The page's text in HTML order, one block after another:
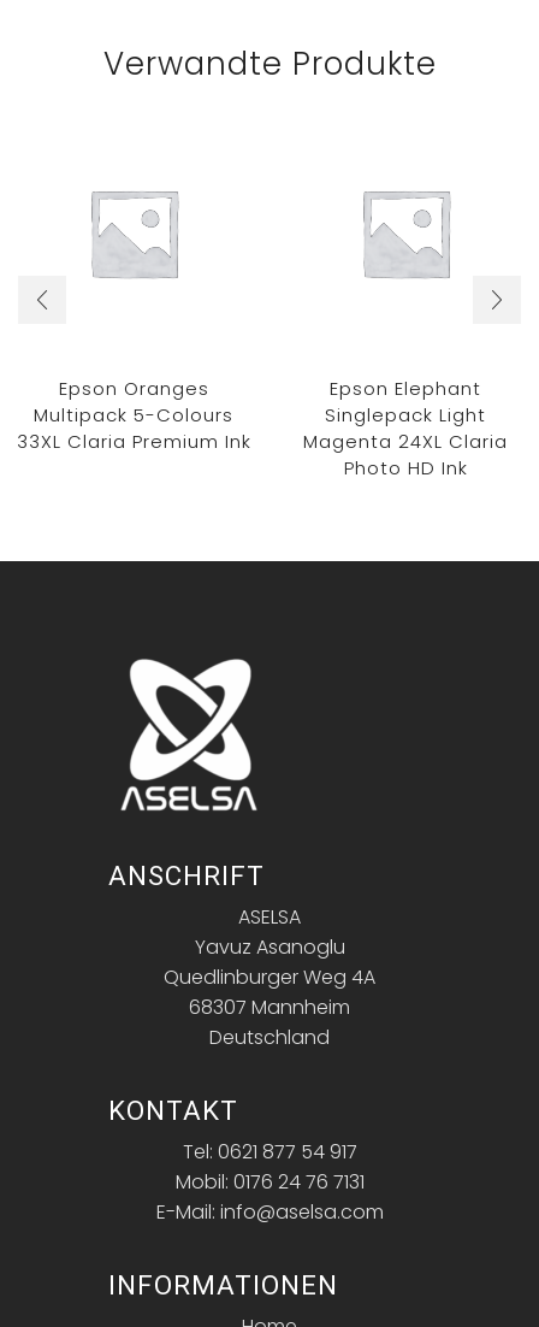
Verwandte Produkte
Epson Oranges
Multipack 5-Colours
33XL Claria Premium Ink
Epson Elephant
Singlepack Light
Magenta 24XL Claria
Photo HD Ink
ANSCHRIFT
ASELSA
Yavuz Asanoglu
Quedlinburger Weg 4A
68307 Mannheim
Deutschland
KONTAKT
Tel: 0621 877 54 917
Mobil: 0176 24 76 7131
E-Mail: info@aselsa.com
INFORMATIONEN